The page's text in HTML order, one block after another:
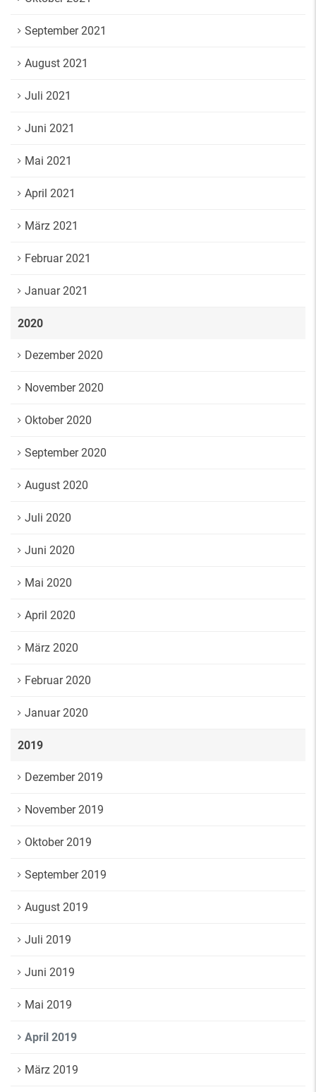
September 2021
August 2021
Juli 2021
Juni 2021
Mai 2021
April 2021
März 2021
Februar 2021
Januar 2021
2020
Dezember 2020
November 2020
Oktober 2020
September 2020
August 2020
Juli 2020
Juni 2020
Mai 2020
April 2020
März 2020
Februar 2020
Januar 2020
2019
Dezember 2019
November 2019
Oktober 2019
September 2019
August 2019
Juli 2019
Juni 2019
Mai 2019
April 2019
März 2019